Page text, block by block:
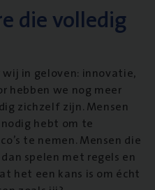
die volledig
in geloven: innovatie,
hebben we nog meer
zichzelf zijn. Mensen
hebt om te
te nemen. Mensen die
spelen met regels en
het een kans is om écht